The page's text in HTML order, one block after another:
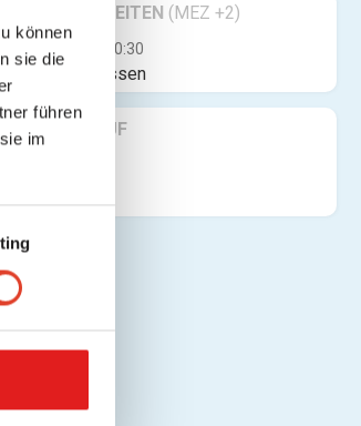
können
sie die
führen
im
GESCHÄFTSZEITEN (MEZ +2)
00:00 - 00:30
Jetzt geschlossen
FINDE UNS AUF